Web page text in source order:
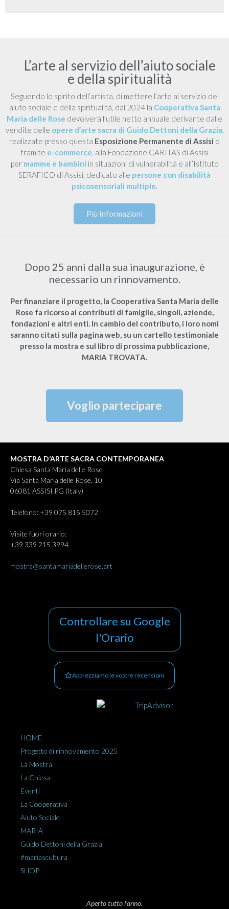
L’arte al servizio dell’aiuto sociale
e della spiritualità
Seguendo lo spirito dell’artista, di mettere l’arte al servizio del
aiuto sociale e della spiritualità, dal 2024 la Cooperativa Santa
Maria delle Rose devolverà l’utile netto annuale derivante dalle
vendite delle opere d’arte sacra di Guido Dettoni della Grazia,
realizzate presso questa Esposizione Permanente di Assisi o
tramite e-commerce, alla Fondazione CARITAS di Assisi
per mamme e bambini in situazioni di vulnerabilità e all’Istituto
SERAFICO di Assisi, dedicato alle persone con disabilità
psicosensoriali multiple.
Più Informazioni
Dopo 25 anni dalla sua inaugurazione, è
necessario un rinnovamento.
Per finanziare il progetto, la Cooperativa Santa Maria delle
Rose fa ricorso ai contributi di famiglie, singoli, aziende,
fondazioni e altri enti. In cambio del contributo, i loro nomi
saranno citati sulla pagina web, su un cartello testimoniale
presso la mostra e sul libro di prossima pubblicazione,
MARIA TROVATA.
Voglio partecipare
MOSTRA D’ARTE SACRA CONTEMPORANEA
Chiesa Santa Maria delle Rose
Via Santa Maria delle Rose, 10
06081 ASSISI PG (Italy)
Telefono: +39 075 815 5072
Visite fuori orario:
+39 339 215 3994
mostra@santamariadellerose.art
Controllare su Google
l'Orario
Apprezziamo le vostre recensioni
HOME
Progetto di rinnovamento 2025
La Mostra
La Chiesa
Eventi
La Cooperativa
Aiuto Sociale
MARIA
Guido Dettoni della Grazia
#mariascultura
SHOP
Aperto tutto l’anno.